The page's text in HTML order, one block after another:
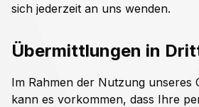
sich jederzeit an uns wenden.
Übermittlungen in
Im Rahmen der Nutzung unseres
kann es vorkommen, dass Ihre